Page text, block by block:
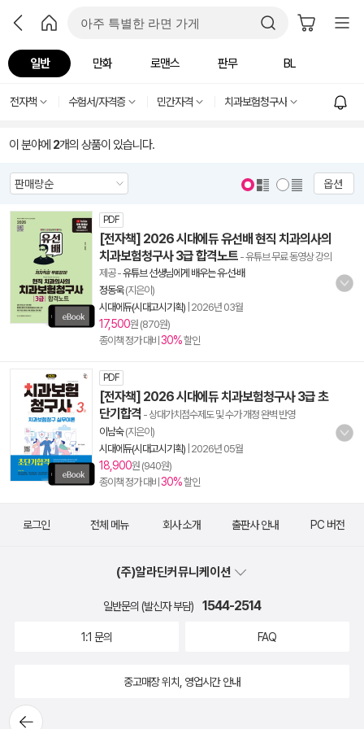
일반 만화 로맨스 판무 BL
전자책 수험서/자격증 민간자격 치과보험청구사
이 분야에 2개의 상품이 있습니다.
옵션
PDF
[전자책] 2026 시대에듀 유선배 현직 치과의사의
치과보험청구사 3급 합격노트 - 유튜브 무료 동영상 강의
제공-유튜브 선생님에게 배우는 유·선·배
정동욱(지은이)
시대에듀(시대고시기획) 2026년 03월
17,500원 (870원)
종이책 정가 대비 30%할인
PDF
[전자책] 2026 시대에듀 치과보험청구사 3급 초
단기합격 - 상대가치점수제도 및 수가 개정 완벽 반영
이남숙(지은이)
시대에듀(시대고시기획) 2026년 05월
18,900원 (940원)
종이책 정가 대비 30%할인
뒤로가
로그인 전체 메뉴 회사 소개 출판사 안내 PC 버전
(주)알라딘커뮤니케이션
일반문의 (발신자 부담) 1544-2514
1:1 문의 FAQ
중고매장 위치, 영업시간 안내